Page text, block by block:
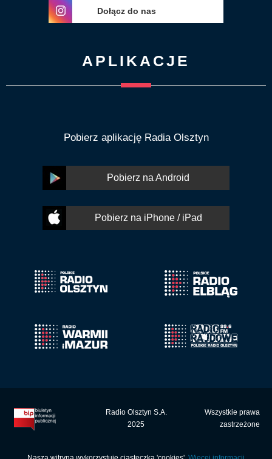
Dołącz do nas
APLIKACJE
Pobierz aplikację Radia Olsztyn
Pobierz na Android
Pobierz na iPhone / iPad
Radio Olsztyn S.A.
2025
Wszystkie prawa
zastrzeżone